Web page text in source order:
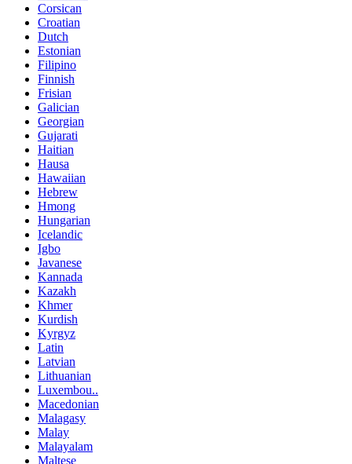
Corsican
Croatian
Dutch
Estonian
Filipino
Finnish
Frisian
Galician
Georgian
Gujarati
Haitian
Hausa
Hawaiian
Hebrew
Hmong
Hungarian
Icelandic
Igbo
Javanese
Kannada
Kazakh
Khmer
Kurdish
Kyrgyz
Latin
Latvian
Lithuanian
Luxembou..
Macedonian
Malagasy
Malay
Malayalam
Maltese